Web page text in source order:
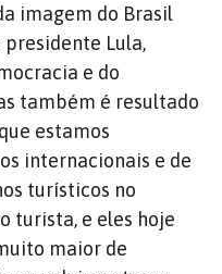
imagem do Brasil
Lula,
e do
também é resultado
estamos
internacionais e de
turísticos no
turista, e eles hoje
maior de